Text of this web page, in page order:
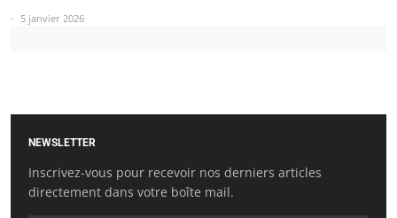
5 janvier 2026
NEWSLETTER
Inscrivez-vous pour recevoir nos derniers articles
directement dans votre boîte mail.